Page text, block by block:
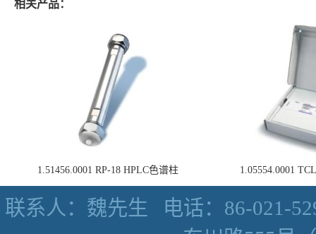
相关产品：
1.51456.0001 RP-18 HPLC色谱柱 1.05554.0001
联系人：魏先生
电话：86-021-